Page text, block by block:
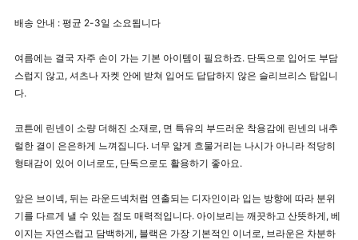
배송 안내 : 평균 2-3일 소요됩니다
여름에는 결국 자주 손이 가는 기본 아이템이 필요하죠. 단독으로 입어도 부담
스럽지 않고, 셔츠나 자켓 안에 받쳐 입어도 답답하지 않은 슬리브리스 탑입니
다.
코튼에 린넨이 소량 더해진 소재로, 면 특유의 부드러운 착용감에 린넨의 내추
럴한 결이 은은하게 느껴집니다. 너무 얇게 흐물거리는 나시가 아니라 적당히
형태감이 있어 이너로도, 단독으로도 활용하기 좋아요.
앞은 브이넥, 뒤는 라운드넥처럼 연출되는 디자인이라 입는 방향에 따라 분위
기를 다르게 낼 수 있는 점도 매력적입니다. 아이보리는 깨끗하고 산뜻하게, 베
이지는 자연스럽고 담백하게, 블랙은 가장 기본적인 이너로, 브라운은 차분하